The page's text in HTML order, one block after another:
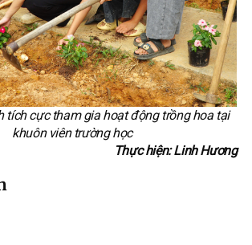
tích cực tham gia hoạt động trồng hoa tại
khuôn viên trường học
Thực hiện: Linh Hương